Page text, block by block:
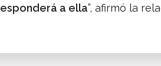
a ella”, afirmó la